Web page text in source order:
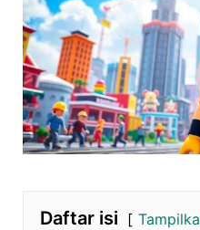
Daftar isi